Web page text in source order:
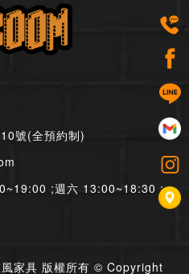
號(全預約制)
;週六 13:00~18:30 ;
家具 版權所有 © Copyright